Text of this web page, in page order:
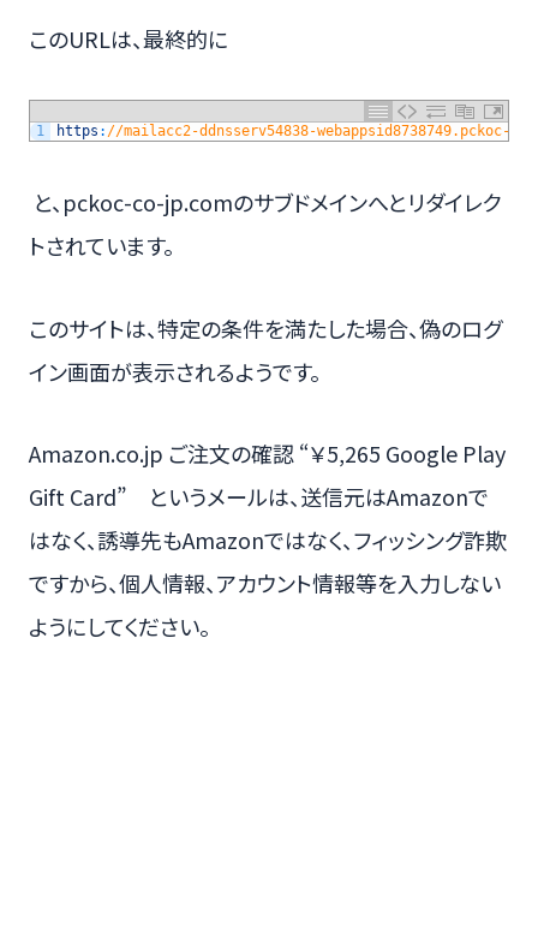
このURLは、最終的に
1 https : //mailacc2-ddnsserv54838-webappsid8738749.pckoc-
と、pckoc-co-jp.comのサブドメインへとリダイレク
トされています。
このサイトは、特定の条件を満たした場合、偽のログ
イン画面が表示されるようです。
Amazon.co.jp ご注文の確認 “￥5,265 Google Play
Gift Card” というメールは、送信元はAmazonで
はなく、誘導先もAmazonではなく、フィッシング詐欺
ですから、個人情報、アカウント情報等を入力しない
ようにしてください。